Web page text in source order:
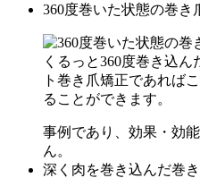
360度巻いた状態の巻き
くるっと360度巻き込
ト巻き爪矯正であれば
ることができます。
事例であり、効果・効
ん。
深く肉を巻き込んだ巻